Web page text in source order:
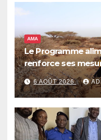
AMA
Le Programme
renforce ses
de réponse face à
qui pourrait
millions de
alimentaire aiguë
6 AOÛT 2026